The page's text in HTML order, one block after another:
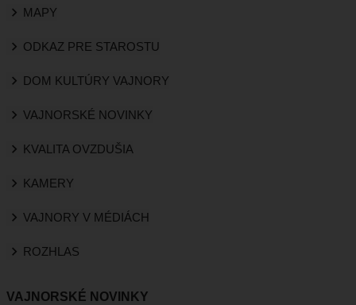
MAPY
ODKAZ PRE STAROSTU
DOM KULTÚRY VAJNORY
VAJNORSKÉ NOVINKY
KVALITA OVZDUŠIA
KAMERY
VAJNORY V MÉDIÁCH
ROZHLAS
VAJNORSKÉ NOVINKY